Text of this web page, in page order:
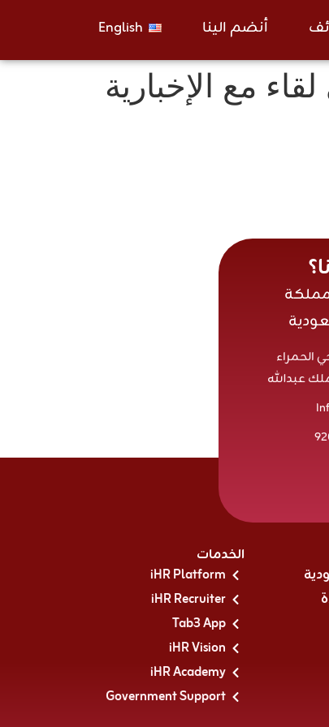
أنضم الينا English
مع الإخبارية
الحمراء
عبدالله
الخدمات
iHR Platform
iHR Recruiter
Tab3 App
iHR Vision
iHR Academy
Government Support